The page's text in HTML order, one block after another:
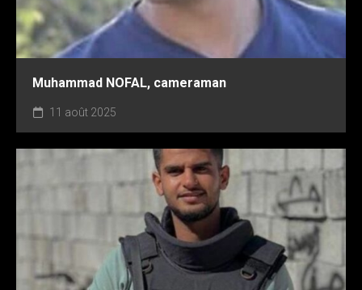
Muhammad NOFAL, cameraman
11 août 2025